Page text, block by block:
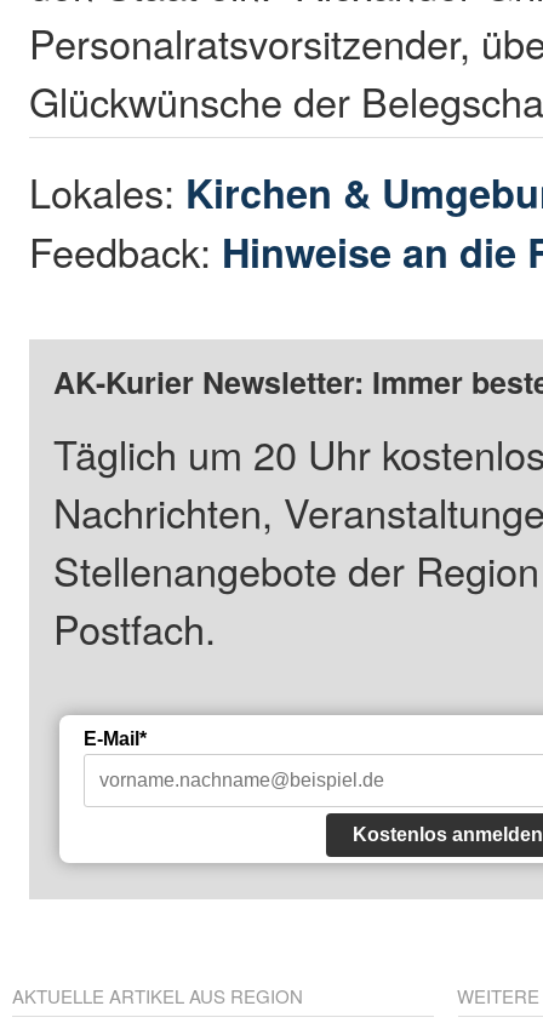
Personalratsvorsitzender,
Glückwünsche der
Lokales: Kirchen &
Feedback: Hinweise an die
AK-Kurier Newsletter: Immer
Täglich um 20 Uhr
Nachrichten,
Stellenangebote der
Postfach.
E-Mail*
Kostenlos anmelden
AKTUELLE ARTIKEL AUS REGION